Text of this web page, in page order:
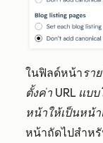
ในฟิลด์หน้ารา
ตั้งค่า URL แบ
หน้าให้เป็นหน้
หน้าถัดไปสำห